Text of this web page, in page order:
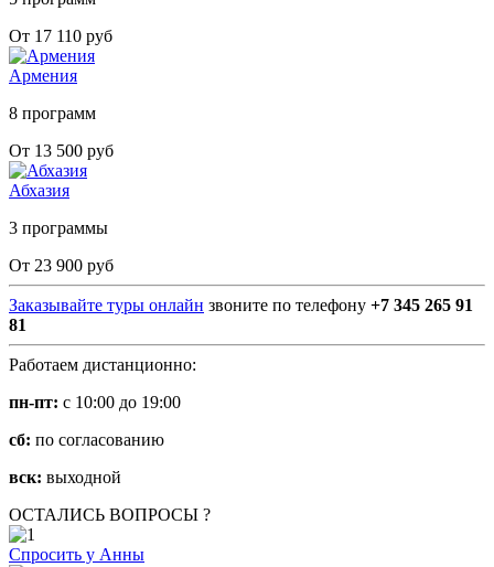
От 17 110 руб
Армения
8 программ
От 13 500 руб
Абхазия
3 программы
От 23 900 руб
Заказывайте туры онлайн звоните по телефону +7 345 265 91
81
Работаем дистанционно:
пн-пт: с 10:00 до 19:00
сб: по согласованию
вск: выходной
ОСТАЛИСЬ ВОПРОСЫ ?
Спросить у Анны